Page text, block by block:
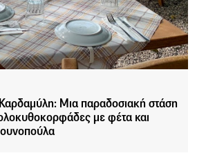
Μια παραδοσιακή στάση
με φέτα και